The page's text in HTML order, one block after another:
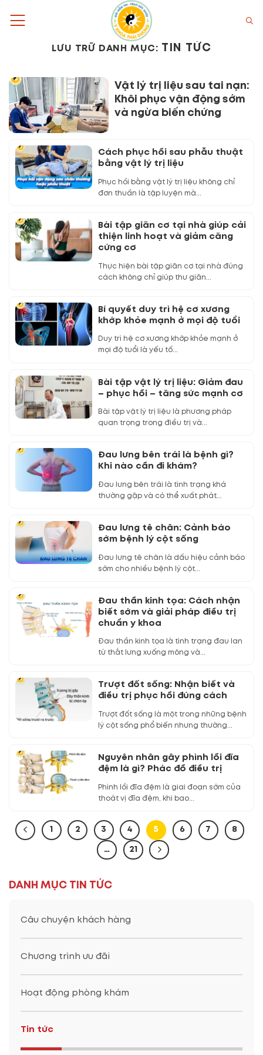
qua
LƯU TRỮ DANH MỤC: TIN TỨC
DANH MỤC TIN TỨC
Câu chuyện khách hàng
Chương trình ưu đãi
Hoạt động phòng khám
Tin tức
Vật lý trị liệu sau tai nạn:
Khôi phục vận động sớm
và ngừa biến chứng
Cách phục hồi sau phẫu thuật
bằng vật lý trị liệu
Phục hồi bằng vật lý trị liệu không chỉ
đơn thuần là tập luyện mà...
Bài tập giãn cơ tại nhà giúp cải
thiện linh hoạt và giảm căng
cứng cơ
Thực hiện bài tập giãn cơ tại nhà đúng
cách không chỉ giúp thư giãn...
Bí quyết duy trì hệ cơ xương
khớp khỏe mạnh ở mọi độ tuổi
Duy trì hệ cơ xương khớp khỏe mạnh ở
mọi độ tuổi là yếu tố...
Bài tập vật lý trị liệu: Giảm đau
– phục hồi – tăng sức mạnh cơ
Bài tập vật lý trị liệu là phương pháp
quan trọng trong điều trị và...
Đau lưng bên trái là bệnh gì?
Khi nào cần đi khám?
Đau lưng bên trái là tình trạng khá
thường gặp và có thể xuất phát...
Đau lưng tê chân: Cảnh báo
sớm bệnh lý cột sống
Đau lưng tê chân là dấu hiệu cảnh báo
sớm cho nhiều bệnh lý cột...
Đau thần kinh tọa: Cách nhận
biết sớm và giải pháp điều trị
chuẩn y khoa
Đau thần kinh tọa là tình trạng đau lan
từ thắt lưng xuống mông và...
Trượt đốt sống: Nhận biết và
điều trị phục hồi đúng cách
Trượt đốt sống là một trong những bệnh
lý cột sống phổ biến nhưng thường...
Nguyên nhân gây phình lồi đĩa
đệm là gì? Phác đồ điều trị
Phình lồi đĩa đệm là giai đoạn sớm của
thoát vị đĩa đệm, khi bao...
1 2 3 4 5 6 7 8
… 21